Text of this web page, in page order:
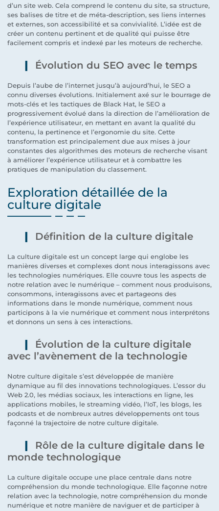
d’un site web. Cela comprend le contenu du site, sa structure,
ses balises de titre et de méta-description, ses liens internes
et externes, son accessibilité et sa convivialité. L’idée est de
créer un contenu pertinent et de qualité qui puisse être
facilement compris et indexé par les moteurs de recherche.
Évolution du SEO avec le temps
Depuis l’aube de l’internet jusqu’à aujourd’hui, le SEO a
connu diverses évolutions. Initialement axé sur le bourrage de
mots-clés et les tactiques de Black Hat, le SEO a
progressivement évolué dans la direction de l’amélioration de
l’expérience utilisateur, en mettant en avant la qualité du
contenu, la pertinence et l’ergonomie du site. Cette
transformation est principalement due aux mises à jour
constantes des algorithmes des moteurs de recherche visant
à améliorer l’expérience utilisateur et à combattre les
pratiques de manipulation du classement.
Exploration détaillée de la
culture digitale
Définition de la culture digitale
La culture digitale est un concept large qui englobe les
manières diverses et complexes dont nous interagissons avec
les technologies numériques. Elle couvre tous les aspects de
notre relation avec le numérique – comment nous produisons,
consommons, interagissons avec et partageons des
informations dans le monde numérique, comment nous
participons à la vie numérique et comment nous interprétons
et donnons un sens à ces interactions.
Évolution de la culture digitale
avec l’avènement de la technologie
Notre culture digitale s’est développée de manière
dynamique au fil des innovations technologiques. L’essor du
Web 2.0, les médias sociaux, les interactions en ligne, les
applications mobiles, le streaming vidéo, l’IoT, les blogs, les
podcasts et de nombreux autres développements ont tous
façonné la trajectoire de notre culture digitale.
Rôle de la culture digitale dans le
monde technologique
La culture digitale occupe une place centrale dans notre
compréhension du monde technologique. Elle façonne notre
relation avec la technologie, notre compréhension du monde
numérique et notre manière de naviguer et de participer à